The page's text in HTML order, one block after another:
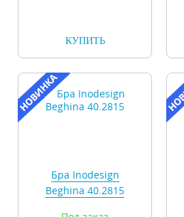
КУПИТЬ
Бра Inodesign
Beghina 40.2815